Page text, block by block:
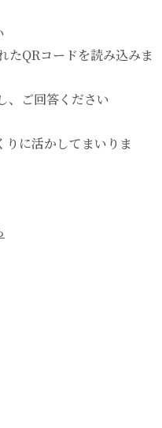
QRコードを読み込みま
、ご回答ください
に活かしてまいりま